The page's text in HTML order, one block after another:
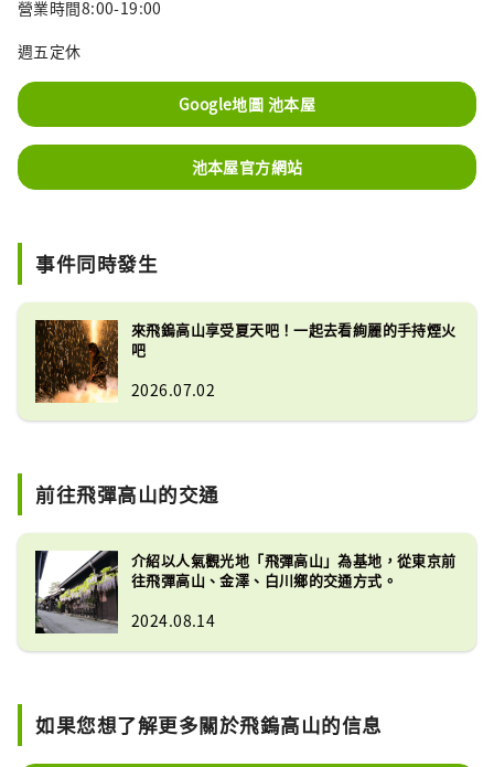
營業時間8:00-19:00
週五定休
Google地圖 池本屋
池本屋官方網站
事件同時發生
來飛鎢高山享受夏天吧！一起去看絢麗的手持煙火
吧
2026.07.02
前往飛彈高山的交通
介紹以人氣觀光地「飛彈高山」為基地，從東京前
往飛彈高山、金澤、白川鄉的交通方式。
2024.08.14
如果您想了解更多關於飛鎢高山的信息